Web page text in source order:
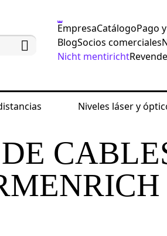
EmpresaCatálogoPago
BlogSocios comerciales
Nicht mentiricht
Niveles láser y
funcionamiento de la red